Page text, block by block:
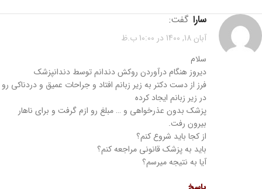
سارا گفت:
آبان 18, 1400 در 10:00 ب.ظ
سلام
دیروز هنگام درآوردن روکش دندانم توسط دندانپزشک
فرز از دست دکتر به زیر زبانم افتاد و جراحات عمیق و دردناکی رو
در زیر زبانم ایجاد کرده
پزشک بدون عذرخواهی و … مبلغ رو ازم گرفت و برای ناهار
بیرون رفت.
از کجا باید شروع کنم؟
باید به پزشک قانونی مراجعه کنم؟
آیا به نتیجه میرسم؟
پاسخ